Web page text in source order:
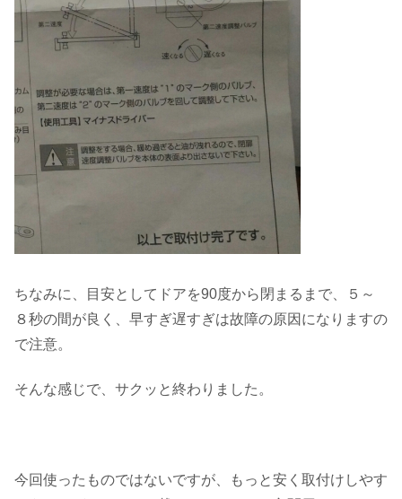
ちなみに、目安としてドアを90度から閉まるまで、５～
８秒の間が良く、早すぎ遅すぎは故障の原因になりますの
で注意。
そんな感じで、サクッと終わりました。
今回使ったものではないですが、もっと安く取付けしやす